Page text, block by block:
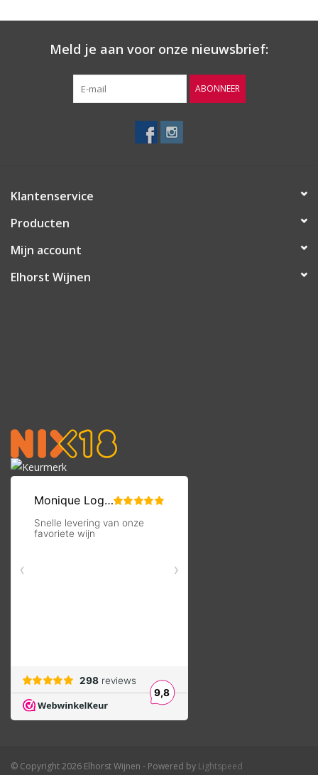
Meld je aan voor onze nieuwsbrief:
ABONNEER
Klantenservice
Producten
Mijn account
Elhorst Wijnen
© Copyright 2026 Elhorst Wijnen - Powered by Lightspeed